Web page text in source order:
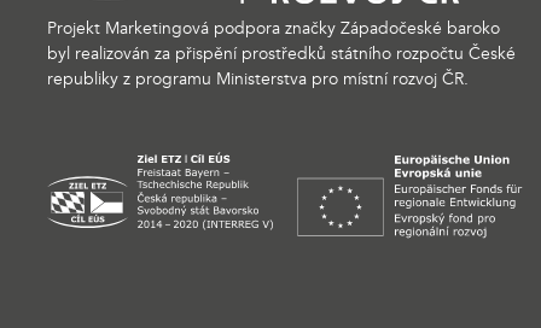
Projekt Marketingová podpora značky Západočeské baroko
byl realizován za přispění prostředků státního rozpočtu České
republiky z programu Ministerstva pro místní rozvoj ČR.